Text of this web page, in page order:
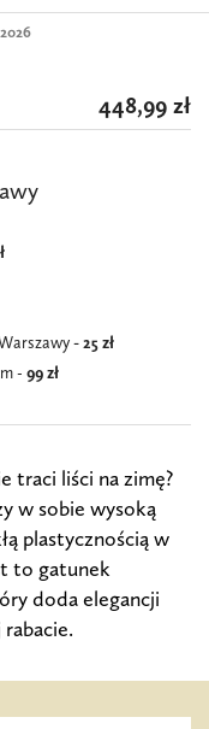
- 25 zł
- 99 zł
448,99 zł
traci liści na zimę?
w sobie wysoką
plastycznością w
to gatunek
doda elegancji